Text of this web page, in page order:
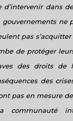
d’intervenir dans
gouvernements ne
pas
de protéger
des droits de
des
pas en mesure
communauté